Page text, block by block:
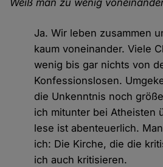
Weiß man zu wenig
Ja. Wir leben zusammen
kaum voneinander. Viele
wenig bis gar nichts von
Konfessionslosen.
die Unkenntnis noch
ich mitunter bei Atheisten
lese ist abenteuerlich.
ich: Die Kirche, die die
ich auch kritisieren.